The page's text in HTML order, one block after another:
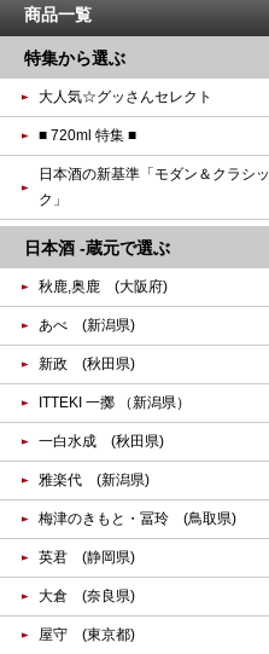
商品一覧
特集から選ぶ
大人気☆グッさんセレクト
■ 720ml 特集 ■
日本酒の新基準「モダン＆クラシッ
ク」
日本酒 -蔵元で選ぶ
秋鹿,奥鹿 (大阪府)
あべ (新潟県)
新政 (秋田県)
ITTEKI 一擲 （新潟県）
一白水成 (秋田県)
雅楽代 (新潟県)
梅津のきもと・冨玲 (鳥取県)
英君 (静岡県)
大倉 (奈良県)
屋守 (東京都)